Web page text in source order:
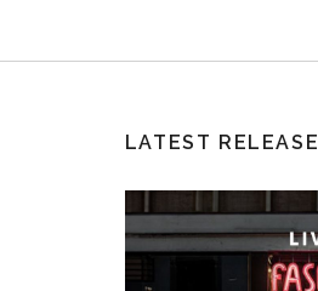
LATEST RELEASE